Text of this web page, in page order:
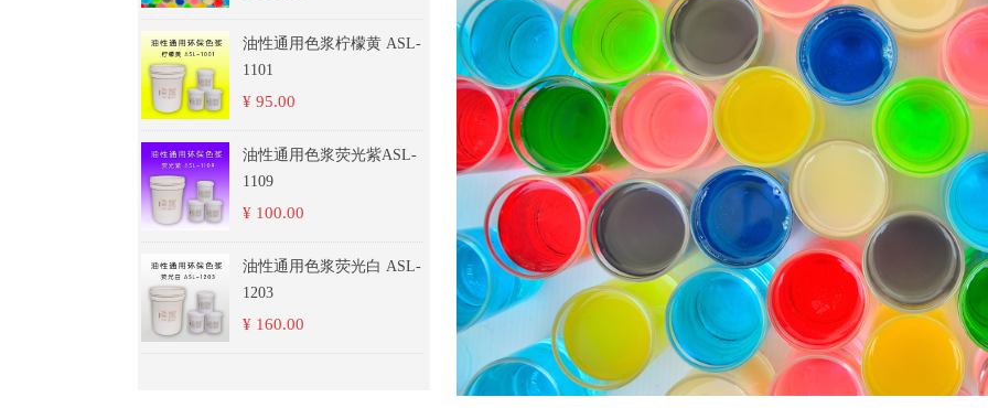
油性通用色浆柠檬黄 ASL-
1101
¥ 95.00
油性通用色浆荧光紫ASL-
1109
¥ 100.00
油性通用色浆荧光白 ASL-
1203
¥ 160.00